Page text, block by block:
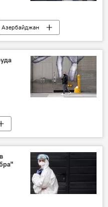
Азербайджан